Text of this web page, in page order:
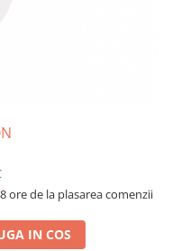
ore de la plasarea comenzii
IN COS